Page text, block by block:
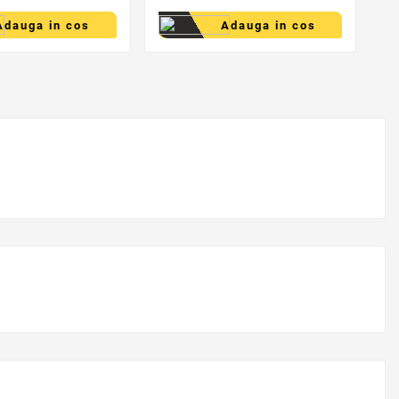
in cos Adauga in cos